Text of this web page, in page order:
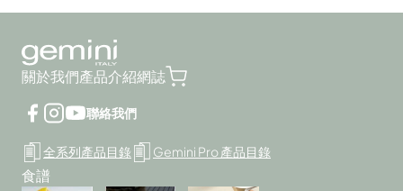
關於我們產品介紹網誌
聯絡我們
全系列產品目錄 Gemini Pro 產品目錄
食譜